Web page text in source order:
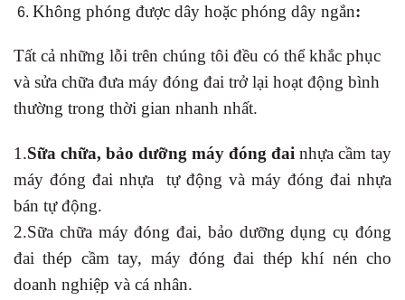
Không phóng được dây hoặc phóng dây ngắn:
Tất cả những lỗi trên chúng tôi đều có thể khắc phục
và sửa chữa đưa máy đóng đai trở lại hoạt động bình
thường trong thời gian nhanh nhất.
1.Sữa chữa, bảo dưỡng máy đóng đai nhựa cầm tay
máy đóng đai nhựa tự động và máy đóng đai nhựa
bán tự động.
2.Sữa chữa máy đóng đai, bảo dưỡng dụng cụ đóng
đai thép cầm tay, máy đóng đai thép khí nén cho
doanh nghiệp và cá nhân.